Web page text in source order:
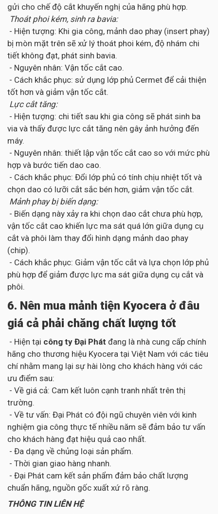
gửi cho chế độ cắt khuyến nghị của hãng phù hợp.
Thoát phoi kém, sinh ra bavia:
- Hiện tượng: Khi gia công, mảnh dao phay (insert phay)
bị mòn mặt trên sẽ xử lý thoát phoi kém, độ nhám chi
tiết không đạt, phát sinh bavia.
- Nguyên nhân: Vận tốc cắt cao.
- Cách khắc phục: sử dụng lớp phủ Cermet để cải thiện
tốt hơn và giảm vận tốc cắt.
Lực cắt tăng:
- Hiện tượng: chi tiết sau khi gia công sẽ phát sinh ba
via và thấy được lực cắt tăng nên gây ảnh hưởng đến
máy.
- Nguyên nhân: thiết lập vận tốc cắt cao so với mức phù
hợp và bước tiến dao cao.
- Cách khắc phục: Đổi lớp phủ có tính chịu nhiệt tốt và
chọn dao có lưỡi cắt sắc bén hơn, giảm vận tốc cắt.
Mảnh phay bị biến dạng:
- Biến dạng này xảy ra khi chọn dao cắt chưa phù hợp,
vận tốc cắt cao khiến lực ma sát quá lớn giữa dụng cụ
cắt và phôi làm thay đổi hình dạng mảnh dao phay
(chip).
- Cách khắc phục: Giảm vận tốc cắt và lựa chọn lớp phủ
phù hợp để giảm được lực ma sát giữa dụng cụ cắt và
phôi.
6. Nên mua mảnh tiện Kyocera ở đâu
giá cả phải chăng chất lượng tốt
- Hiện tại công ty Đại Phát đang là nhà cung cấp chính
hãng cho thương hiệu Kyocera tại Việt Nam với các tiêu
chí nhằm mang lại sự hài lòng cho khách hàng với các
ưu điểm sau:
- Về giá cả: Cam kết luôn cạnh tranh nhất trên thị
trường.
- Về tư vấn: Đại Phát có đội ngũ chuyên viên với kinh
nghiệm gia công thực tế nhiều năm sẽ đảm bảo tư vấn
cho khách hàng đạt hiệu quả cao nhất.
- Đa dạng về chủng loại sản phẩm.
- Thời gian giao hàng nhanh.
- Đại Phát cam kết sản phẩm đảm bảo chất lượng
chuẩn hãng, nguồn gốc xuất xứ rõ ràng.
THÔNG TIN LIÊN HỆ